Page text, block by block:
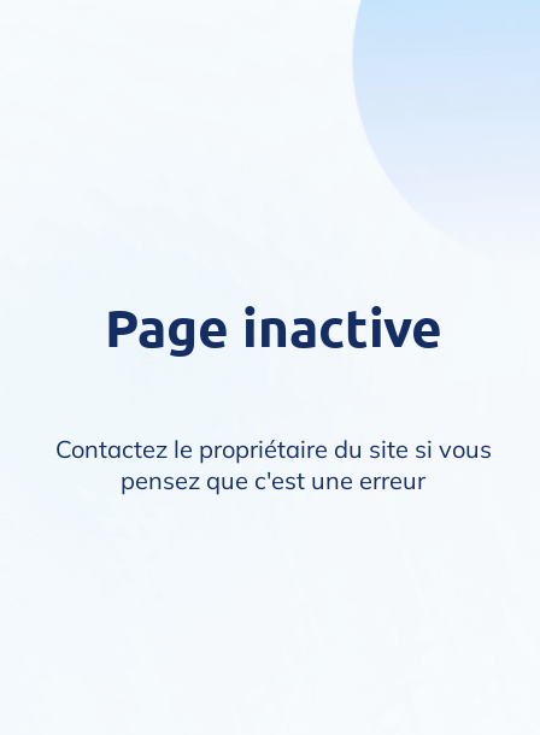
Page inactive
Contactez le propriétaire du site si vous
pensez que c'est une erreur